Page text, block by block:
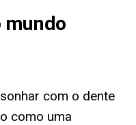
mundo
com o dente
como uma